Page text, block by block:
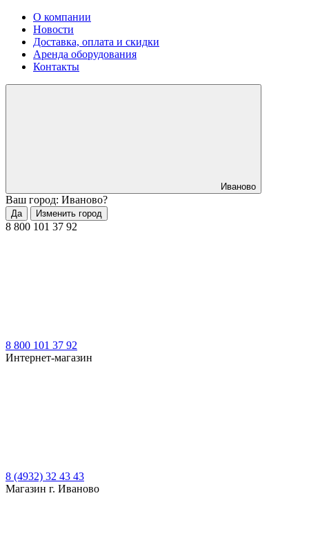
О компании
Новости
Доставка, оплата и скидки
Аренда оборудования
Контакты
Иваново
Ваш город: Иваново?
Да Изменить город
8 800 101 37 92
8 800 101 37 92
Интернет-магазин
8 (4932) 32 43 43
Магазин г. Иваново